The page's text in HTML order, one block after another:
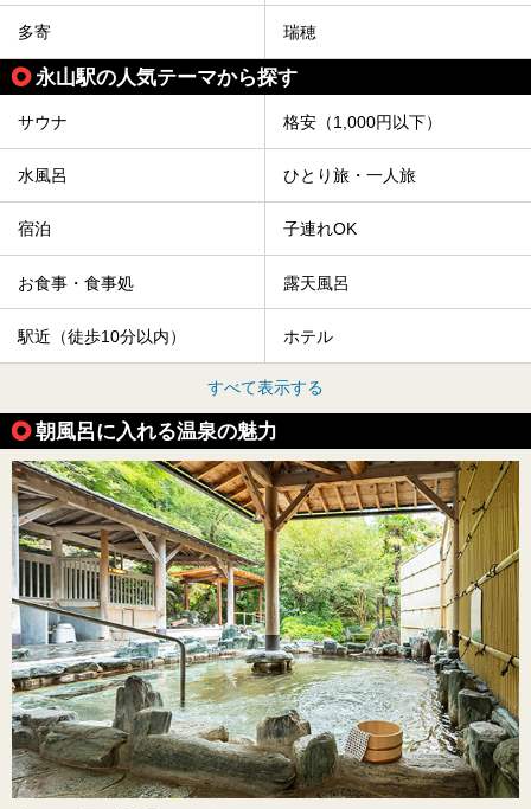
多寄 瑞穂
永山駅の人気テーマから探す
サウナ 格安（1,000円以下）
水風呂 ひとり旅・一人旅
宿泊 子連れOK
お食事・食事処 露天風呂
駅近（徒歩10分以内） ホテル
すべて表示する
朝風呂に入れる温泉の魅力